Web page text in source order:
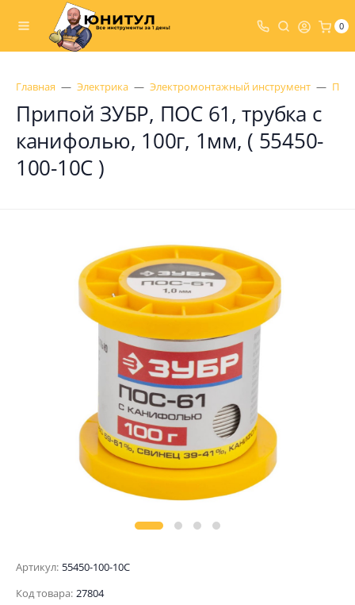
0
Главная Электрика Электромонтажный инструмент
Припой ЗУБР, ПОС 61, трубка с
канифолью, 100г, 1мм, ( 55450-
100-10C )
Артикул: 55450-100-10C
Код товара: 27804